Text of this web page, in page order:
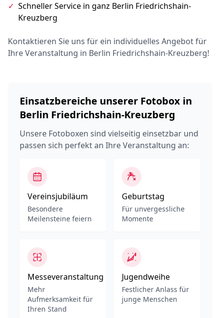
✓ Schneller Service in ganz Berlin Friedrichshain-
Kreuzberg
Kontaktieren Sie uns für ein individuelles Angebot für
Ihre Veranstaltung in Berlin Friedrichshain-Kreuzberg!
Einsatzbereiche unserer Fotobox in
Berlin Friedrichshain-Kreuzberg
Unsere Fotoboxen sind vielseitig einsetzbar und
passen sich perfekt an Ihre Veranstaltung an:
Vereinsjubiläum
Besondere
Meilensteine feiern
Geburtstag
Für unvergessliche
Momente
Messeveranstaltung
Mehr
Aufmerksamkeit für
Ihren Stand
Jugendweihe
Festlicher Anlass für
junge Menschen